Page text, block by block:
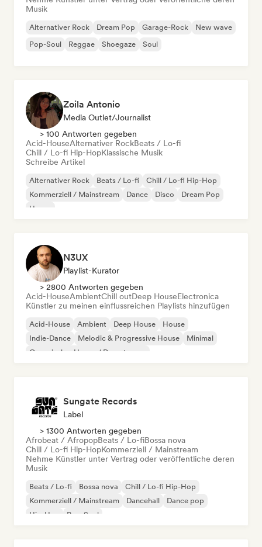
Musik
Alternativer Rock Dream Pop Garage-Rock
New wave
Pop-Soul
Reggae Shoegaze Soul
Zoila Antonio
Media Outlet/Journalist
> 100 Antworten gegeben
Acid-HouseAlternativer RockBeats / Lo-fi
Chill / Lo-fi Hip-HopKlassische Musik
Schreibe Artikel
Alternativer Rock Beats / Lo-fi
Chill / Lo-fi Hip-Hop
Kommerziell / Mainstream
Dance Disco
Dream Pop
House
N3UX
Playlist-Kurator
> 2800 Antworten gegeben
Acid-HouseAmbientChill outDeep HouseElectronica
Künstler zu meinen einflussreichen Playlists hinzufügen
Acid-House Ambient Deep House
House
Indie-Dance
Melodic & Progressive House
Minimal
Organischer House / Downtempo
Sungate Records
Label
> 1300 Antworten gegeben
Afrobeat / AfropopBeats / Lo-fiBossa nova
Chill / Lo-fi Hip-HopKommerziell / Mainstream
Nehme Künstler unter Vertrag oder veröffentliche deren
Musik
Beats / Lo-fi Bossa nova
Chill / Lo-fi Hip-Hop
Kommerziell / Mainstream
Dancehall
Dance pop
Hip-Hop
Pop-Soul